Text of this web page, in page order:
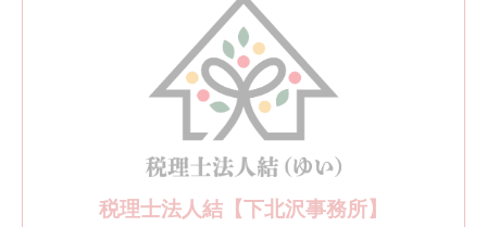
税理士法人結【下北沢事務所】